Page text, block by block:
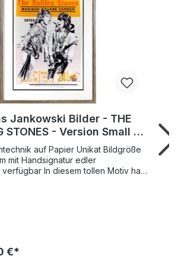
Jankowski Bilder - THE
STONES - Version Small -
Mischtechnik (Unikat)
auf Papier Unikat Bildgröße
mit Handsignatur edler
tollen Motiv hat
Medienformate. Als
€*